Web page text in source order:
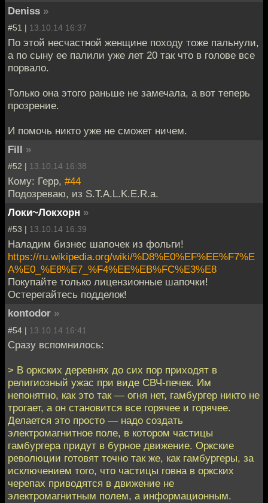
Deniss »
#51 | 13.10.14 16:37
По этой несчастной женщине походу тоже пальнули,
а по сыну ее палили уже лет 20 так что в голове все
порвало.
Только она этого раньше не замечала, а вот теперь
прозрение.
И помочь никто уже не сможет ничем.
Fill »
#52 | 13.10.14 16:38
Кому: Герр, #44
Подозреваю, из S.T.A.L.K.E.R.а.
Локи~Локхорн »
#53 | 13.10.14 16:39
Наладим бизнес шапочек из фольги!
https://ru.wikipedia.org/wiki/%D8%E0%EF%EE%F7%E
A%E0_%E8%E7_%F4%EE%EB%FC%E3%E8
Покупайте только лицензионные шапочки!
Остерегайтесь подделок!
kontodor »
#54 | 13.10.14 16:41
Сразу вспомнилось:
> В оркских деревнях до сих пор приходят в
религиозный ужас при виде СВЧ-печек. Им
непонятно, как это так — огня нет, гамбургер никто не
трогает, а он становится все горячее и горячее.
Делается это просто — надо создать
электромагнитное поле, в котором частицы
гамбургера придут в бурное движение. Оркские
революции готовят точно так же, как гамбургеры, за
исключением того, что частицы говна в оркских
черепах приводятся в движение не
электромагнитным полем, а информационным.